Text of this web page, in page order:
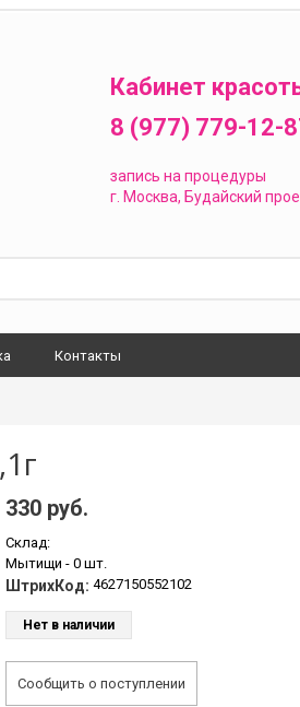
Кабинет
8 (977) 779-12-
запись на процедуры
г. Москва, Будайский
Контакты
330 руб.
Склад:
Мытищи - 0 шт.
ШтрихКод: 4627150552102
Нет в наличии
Сообщить о поступлении